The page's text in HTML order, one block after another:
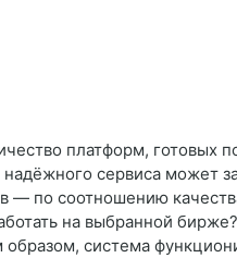
платформ, готовых
сервиса может
— по соотношению
на выбранной
система